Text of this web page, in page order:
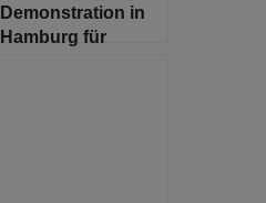
Demonstration in
Hamburg für